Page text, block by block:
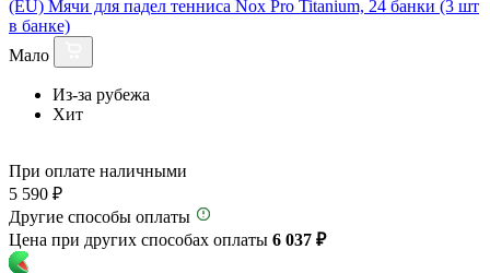
(EU) Мячи для падел тенниса Nox Pro Titanium, 24 банки (3 шт
в банке)
Мало
Из-за рубежа
Хит
При оплате наличными
5 590 ₽
Другие способы оплаты
Цена при других способах оплаты 6 037 ₽